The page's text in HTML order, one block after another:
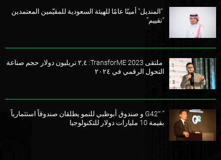
“المنديل” أمينًا عامًا للهيئة السعودية للمقيّمين المعتمدين
“تقييم”
ملتقى TransforME 2023: ٢,٤ تريليون دولار حجم صناعة
التحول الرقمي في ٢٠٢٤
” G42″ و صندوق أبوظبي للنمو يطلقان صندوقاً استثمارياً
بقيمة 10 مليارات دولار للتكنولوجيا